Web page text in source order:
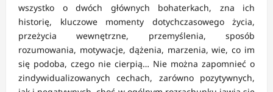
wszystko o dwóch głównych bohaterkach, zna ich
historię, kluczowe momenty dotychczasowego życia,
przeżycia wewnętrzne, przemyślenia, sposób
rozumowania, motywacje, dążenia, marzenia, wie, co im
się podoba, czego nie cierpią… Nie można zapomnieć o
zindywidualizowanych cechach, zarówno pozytywnych,